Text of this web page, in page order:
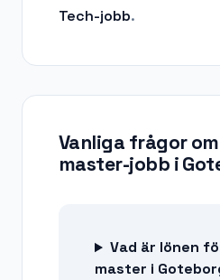
Tech-jobb.
Vanliga frågor om
master-jobb i
Vad är lönen
master i